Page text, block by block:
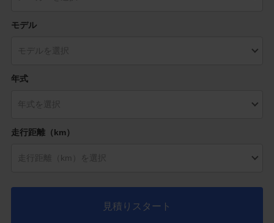
モデル
年式
走行距離（km）
見積りスタート